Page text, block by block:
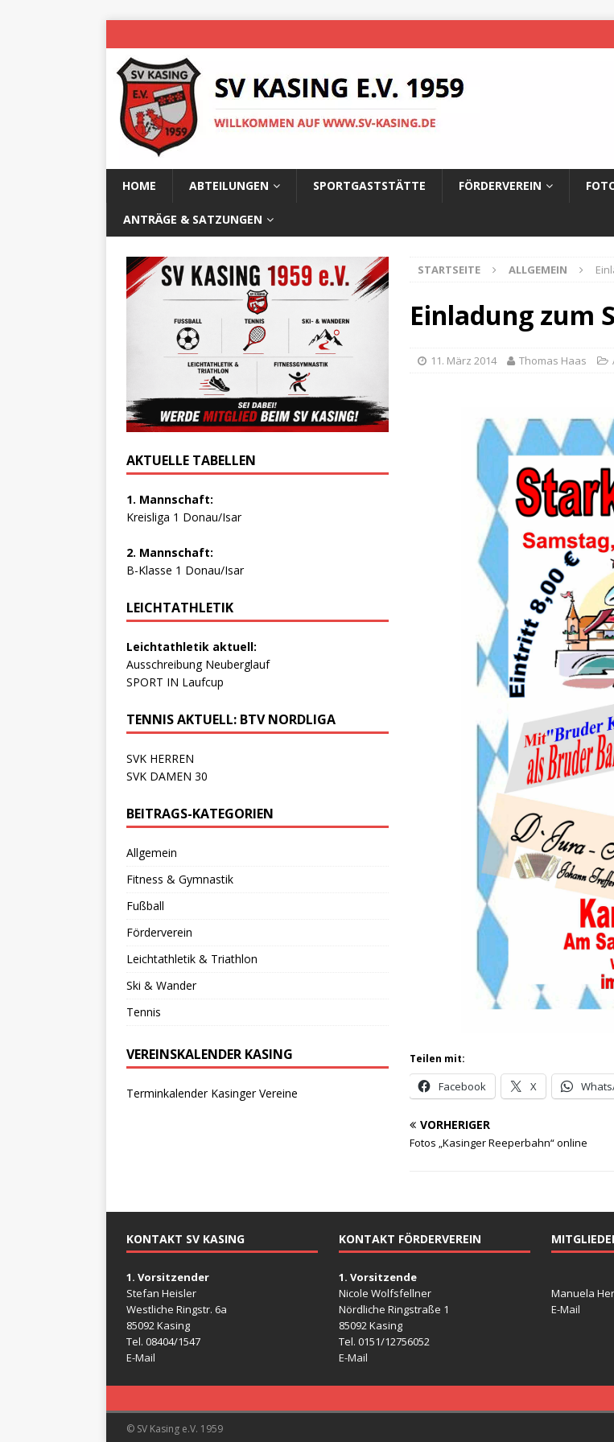
HOME ABTEILUNGEN SPORTGASTSTÄTTE FÖRDERVEREIN
ANTRÄGE & SATZUNGEN
STARTSEITE ALLGEMEIN
Einladung zum
11. März 2014 Thomas Haas
Teilen mit:
Facebook X
VORHERIGER
Fotos „Kasinger Reeperbahn“ online
AKTUELLE TABELLEN
1. Mannschaft:
Kreisliga 1 Donau/Isar
2. Mannschaft:
B-Klasse 1 Donau/Isar
LEICHTATHLETIK
Leichtathletik aktuell:
Ausschreibung Neuberglauf
SPORT IN Laufcup
TENNIS AKTUELL: BTV NORDLIGA
SVK HERREN
SVK DAMEN 30
BEITRAGS-KATEGORIEN
Allgemein
Fitness & Gymnastik
Fußball
Förderverein
Leichtathletik & Triathlon
Ski & Wander
Tennis
VEREINSKALENDER KASING
Terminkalender Kasinger Vereine
KONTAKT SV KASING
1. Vorsitzender
Stefan Heisler
Westliche Ringstr. 6a
85092 Kasing
Tel. 08404/1547
E-Mail
KONTAKT FÖRDERVEREIN
1. Vorsitzende
Nicole Wolfsfellner
Nördliche Ringstraße 1
85092 Kasing
Tel. 0151/12756052
E-Mail
Manuela
E-Mail
© SV Kasing e.V. 1959